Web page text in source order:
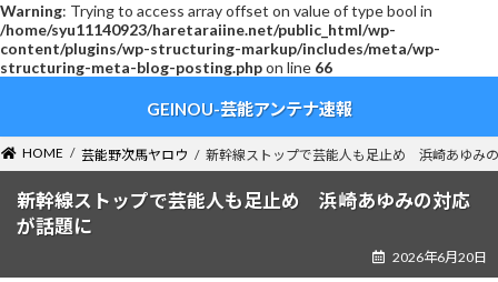
Warning: Trying to access array offset on value of type bool in
/home/syu11140923/haretaraiine.net/public_html/wp-
content/plugins/wp-structuring-markup/includes/meta/wp-
structuring-meta-blog-posting.phpon line 66
ン
ツ
ー
シ
GEINOU-芸能アンテナ速報
HOME 芸能野次馬ヤロウ 新幹線ストップで芸能人も足止め 浜崎あゆみ
新幹線ストップで芸能人も足止め 浜崎あゆみの対応
が話題に
2026年6月20日